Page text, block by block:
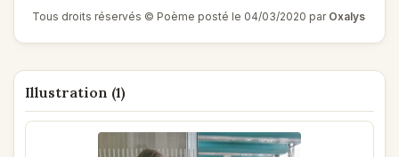
Tous droits réservés © Poème posté le 04/03/2020 par Oxalys
Illustration (1)